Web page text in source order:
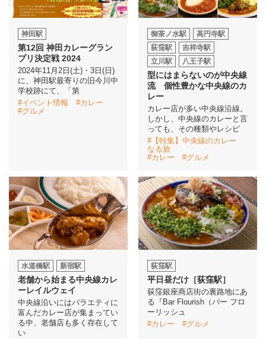
神田駅
第12回 神田カレーグラン
プリ決定戦 2024
2024年11月2日(土)・3日(日)
に、神田駅最寄りの旧今川中
学校跡にて、「第
#イベント情報
#カレー
#グルメ
御茶ノ水駅
高円寺駅
荻窪駅
吉祥寺駅
立川駅
八王子駅
型にはまらないのが中央線
流 個性豊かな中央線のカ
レー
カレー店が多い中央線沿線。
しかし、中央線のカレーと言
っても、その種類やレシピ
#【特集】中央線のカレー
なる旅
#カレー
#グルメ
水道橋駅 新宿駅
老舗から始まる中央線カレ
ーレイルウェイ
中央線沿いにはバラエティに
富んだカレー店が集まってい
る中、老舗店も多く存在して
い
荻窪駅
平日昼だけ［荻窪駅］
荻窪銀座商店街の裏路地にあ
る『Bar Flourish（バー フロ
ーリッシュ
#カレー
#グルメ